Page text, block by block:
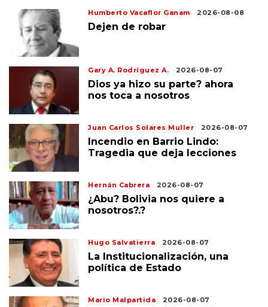
Humberto Vacaflor Ganam 2026-08-08
Dejen de robar
Gary A. Rodríguez A. 2026-08-07
Dios ya hizo su parte? ahora
nos toca a nosotros
Juan Carlos Solares Muller 2026-08-07
Incendio en Barrio Lindo:
Tragedia que deja lecciones
Hernán Cabrera 2026-08-07
¿Abu? Bolivia nos quiere a
nosotros?.?
Hugo Salvatierra 2026-08-07
La Institucionalización, una
política de Estado
Mario Malpartida 2026-08-07